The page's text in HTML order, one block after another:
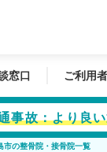
窓口 ご利用
事故：より良
市の整骨院・接骨院一覧